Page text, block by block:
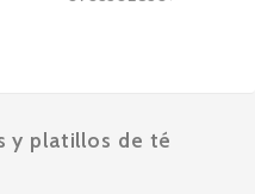
y platillos de té